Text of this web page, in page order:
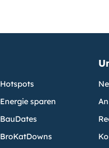
Hotspots
Energie sparen
BauDates
BroKatDowns